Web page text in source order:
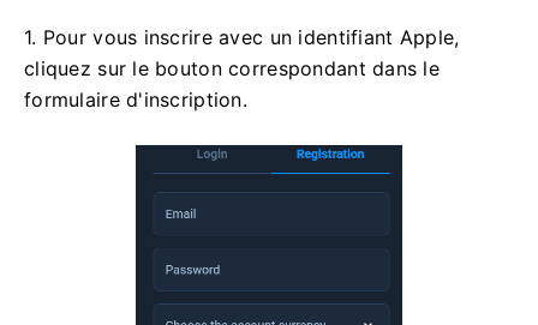
1. Pour vous inscrire avec un identifiant Apple,
cliquez sur le bouton correspondant dans le
formulaire d'inscription.